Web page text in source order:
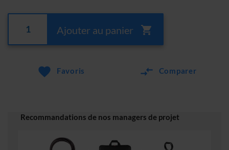
Ajouter au panier
Favoris Comparer
Recommandations de nos managers de projet